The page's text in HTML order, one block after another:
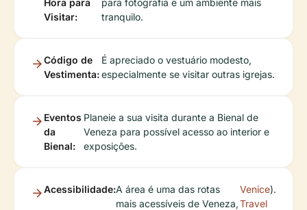
Hora para
Visitar:
para fotografia e um ambiente mais
tranquilo.
Código de
Vestimenta:
É apreciado o vestuário modesto,
especialmente se visitar outras igrejas.
Eventos
da
Bienal:
Planeie a sua visita durante a Bienal de
Veneza para possível acesso ao interior e
exposições.
Acessibilidade:A área é uma das rotas
mais acessíveis de Veneza,
Venice
Travel
).